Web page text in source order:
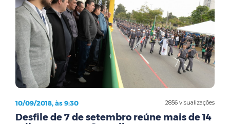
2856 visualizações
10/09/2018, às 9:30
Desfile de 7 de setembro reúne mais de 14